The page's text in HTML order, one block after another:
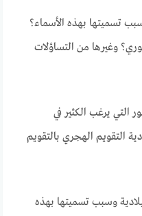
تسميتها بهذه الأسماء؟
وغيرها من التساؤلات
التي يرغب الكثير في
التقويم الهجري بالتقويم
وسبب تسميتها بهذه